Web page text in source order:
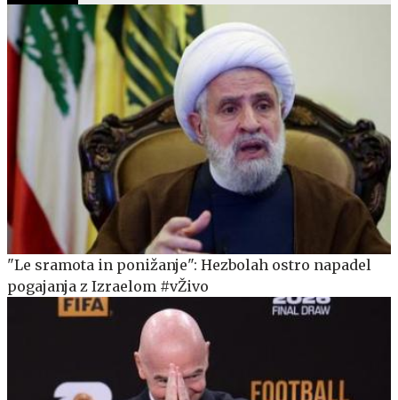
"Le sramota in ponižanje": Hezbolah ostro napadel
pogajanja z Izraelom #vŽivo